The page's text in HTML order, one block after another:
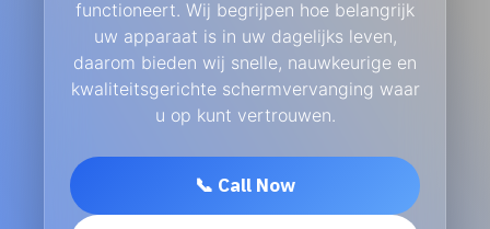
functioneert. Wij begrijpen hoe belangrijk
uw apparaat is in uw dagelijks leven,
daarom bieden wij snelle, nauwkeurige en
kwaliteitsgerichte schermvervanging waar
u op kunt vertrouwen.
📞 Call Now